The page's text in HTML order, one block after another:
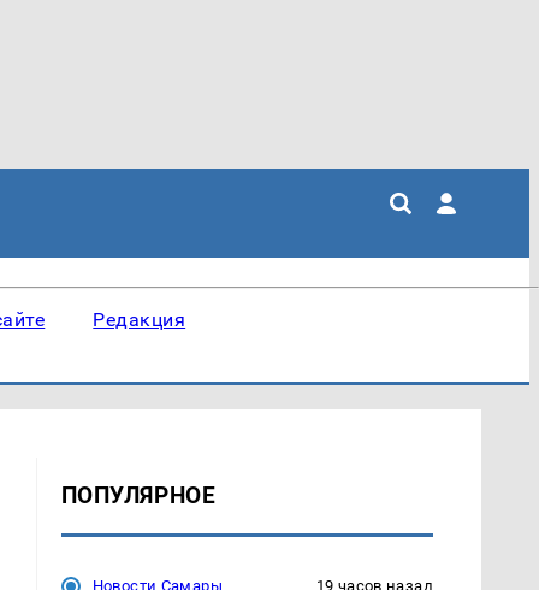
Редакция
ПОПУЛЯРНОЕ
Новости Самары 19 часов назад